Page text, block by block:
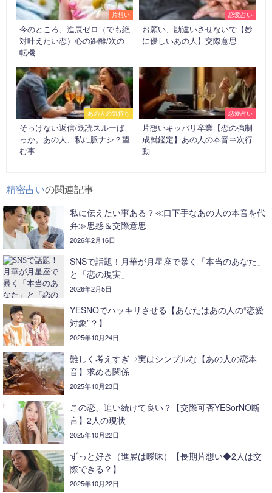
片想い
今のところ、進展ゼロ（でも絶
対叶えたい恋）心の距離/次の
転機
恋愛占い
お願い、勘違いさせないで【妙
に優しいあの人】交際意思
あの人の気持ち
そっけない返信/既読スルーば
っか。あの人、私に脈ナシ？望
む事
恋愛占い
片想いキッパリ卒業【恋の強制
成就鑑定】あの人の本音⇒次行
動
精密占いの関連記事
私に伝えたい事ある？≪口下手なあの人の本音を代
弁≫思惑＆交際意思
2026年2月16日
SNSで話題！月華が月星座で暴く「本当のあなた」
と「恋の現実」
2026年2月5日
YESNOでハッキリさせる【あなたはあの人の“恋愛
対象”？】
2025年10月24日
難しく考えすぎ⇒実はシンプルな【あの人の恋本
音】求める関係
2025年10月23日
この恋、追い続けて良い？【交際可否YESorNO断
言】2人の現状
2025年10月22日
ずっと好き（進展は曖昧）【長期片想い◆2人は交
際できる？】
2025年10月22日